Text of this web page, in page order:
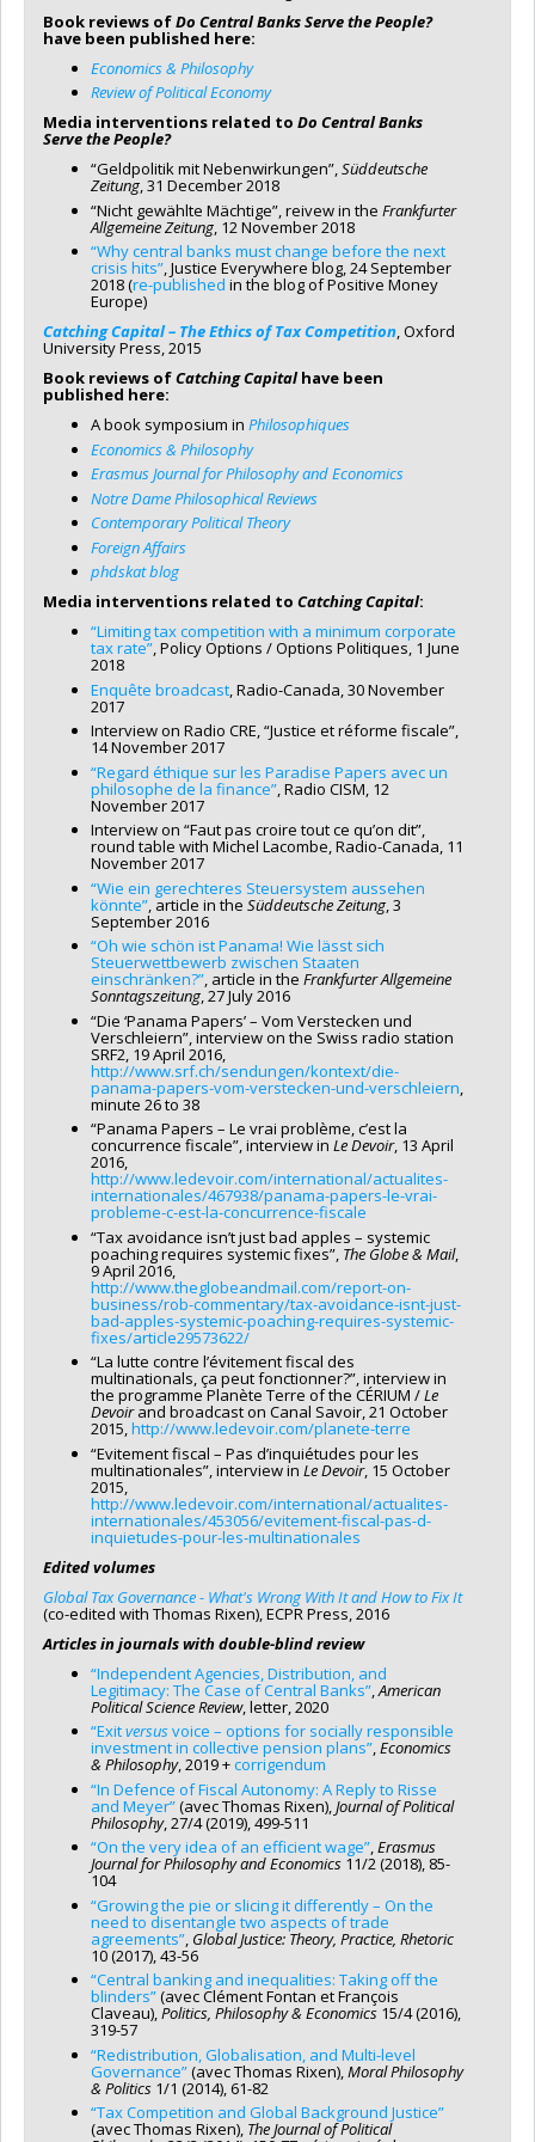
Book reviews ofDo Central Banks Serve the People?
have been published here:
Economics & Philosophy
Review of Political Economy
Media interventions related to Do Central Banks
Serve the People?
“Geldpolitik mit Nebenwirkungen”,Süddeutsche
Zeitung, 31 December 2018
“Nicht gewählte Mächtige”, reivew in the Frankfurter
Allgemeine Zeitung, 12 November 2018
“Why central banks must change before the next
crisis hits”, Justice Everywhere blog, 24 September
2018 (re-published in the blog of Positive Money
Europe)
Catching Capital – The Ethics of Tax Competition, Oxford
University Press, 2015
Book reviews ofCatching Capitalhave been
published here:
A book symposium in Philosophiques
Economics & Philosophy
Erasmus Journal for Philosophy and Economics
Notre Dame Philosophical Reviews
Contemporary Political Theory
Foreign Affairs
phdskat blog
Media interventions related to Catching Capital:
“Limiting tax competition with a minimum corporate
tax rate”, Policy Options / Options Politiques, 1 June
2018
Enquête broadcast, Radio-Canada, 30 November
2017
Interview on Radio CRE, “Justice et réforme fiscale”,
14 November 2017
“Regard éthique sur les Paradise Papers avec un
philosophe de la finance”, Radio CISM, 12
November 2017
Interview on “Faut pas croire tout ce qu’on dit”,
round table with Michel Lacombe, Radio-Canada, 11
November 2017
“Wie ein gerechteres Steuersystem aussehen
könnte”, article in the Süddeutsche Zeitung, 3
September 2016
“Oh wie schön ist Panama! Wie lässt sich
Steuerwettbewerb zwischen Staaten
einschränken?”, article in the Frankfurter Allgemeine
Sonntagszeitung, 27 July 2016
“Die ‘Panama Papers’ – Vom Verstecken und
Verschleiern”, interview on the Swiss radio station
SRF2, 19 April 2016,
http://www.srf.ch/sendungen/kontext/die-
panama-papers-vom-verstecken-und-verschleiern,
minute 26 to 38
“Panama Papers – Le vrai problème, c’est la
concurrence fiscale”, interview in Le Devoir, 13 April
2016,
http://www.ledevoir.com/international/actualites-
internationales/467938/panama-papers-le-vrai-
probleme-c-est-la-concurrence-fiscale
“Tax avoidance isn’t just bad apples – systemic
poaching requires systemic fixes”, The Globe & Mail,
9 April 2016,
http://www.theglobeandmail.com/report-on-
business/rob-commentary/tax-avoidance-isnt-just-
bad-apples-systemic-poaching-requires-systemic-
fixes/article29573622/
“La lutte contre l’évitement fiscal des
multinationals, ça peut fonctionner?”, interview in
the programme Planète Terre of the CÉRIUM /Le
Devoirand broadcast on Canal Savoir, 21 October
2015,http://www.ledevoir.com/planete-terre
“Evitement fiscal – Pas d’inquiétudes pour les
multinationales”, interview in Le Devoir, 15 October
2015,
http://www.ledevoir.com/international/actualites-
internationales/453056/evitement-fiscal-pas-d-
inquietudes-pour-les-multinationales
Edited volumes
Global Tax Governance - What's Wrong With It and How to Fix It
(co-edited with Thomas Rixen), ECPR Press, 2016
Articles in journals with double-blind review
“Independent Agencies, Distribution, and
Legitimacy: The Case of Central Banks”,American
Political Science Review, letter, 2020
“Exitversusvoice – options for socially responsible
investment in collective pension plans”,Economics
& Philosophy, 2019 +corrigendum
“In Defence of Fiscal Autonomy: A Reply to Risse
and Meyer”(avec Thomas Rixen),Journal of Political
Philosophy, 27/4 (2019), 499-511
“On the very idea of an efficient wage”,Erasmus
Journal for Philosophy and Economics 11/2 (2018), 85-
104
“Growing the pie or slicing it differently – On the
need to disentangle two aspects of trade
agreements”, Global Justice: Theory, Practice, Rhetoric
10 (2017), 43-56
“Central banking and inequalities: Taking off the
blinders”(avec Clément Fontan et François
Claveau),Politics, Philosophy & Economics 15/4 (2016),
319-57
“Redistribution, Globalisation, and Multi-level
Governance”(avec Thomas Rixen),Moral Philosophy
& Politics 1/1 (2014), 61-82
“Tax Competition and Global Background Justice”
(avec Thomas Rixen), The Journal of Political